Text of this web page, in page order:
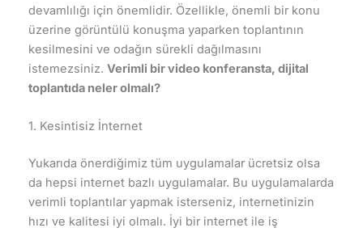
devamlılığı için önemlidir. Özellikle, önemli bir konu
üzerine görüntülü konuşma yaparken toplantının
kesilmesini ve odağın sürekli dağılmasını
istemezsiniz. Verimli bir video konferansta, dijital
toplantıda neler olmalı?
1. Kesintisiz İnternet
Yukarıda önerdiğimiz tüm uygulamalar ücretsiz olsa
da hepsi internet bazlı uygulamalar. Bu uygulamalarda
verimli toplantılar yapmak isterseniz, internetinizin
hızı ve kalitesi iyi olmalı. İyi bir internet ile iş